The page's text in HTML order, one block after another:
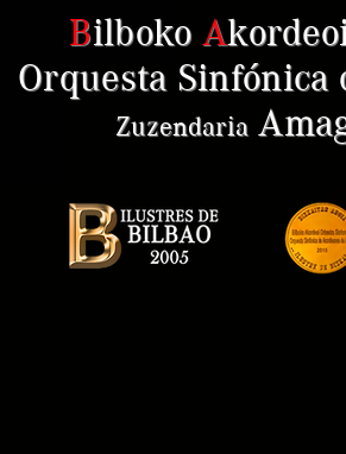
Bilboko A
Orquesta Sinfónica
Zuzendaria